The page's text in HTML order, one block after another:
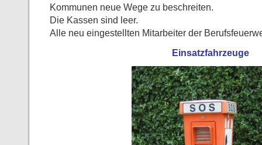
Kommunen neue Wege zu beschreiten.
Die Kassen sind leer.
Alle neu eingestellten Mitarbeiter der
Einsatzfahrzeuge